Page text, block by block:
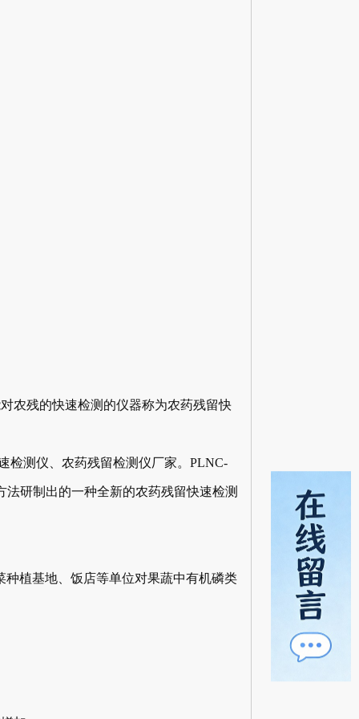
残的快速检测的仪器称为农药残留快
测仪、农药残留检测仪厂家。PLNC-
研制出的一种全新的农药残留快速检测
植基地、饭店等单位对果蔬中有机磷类